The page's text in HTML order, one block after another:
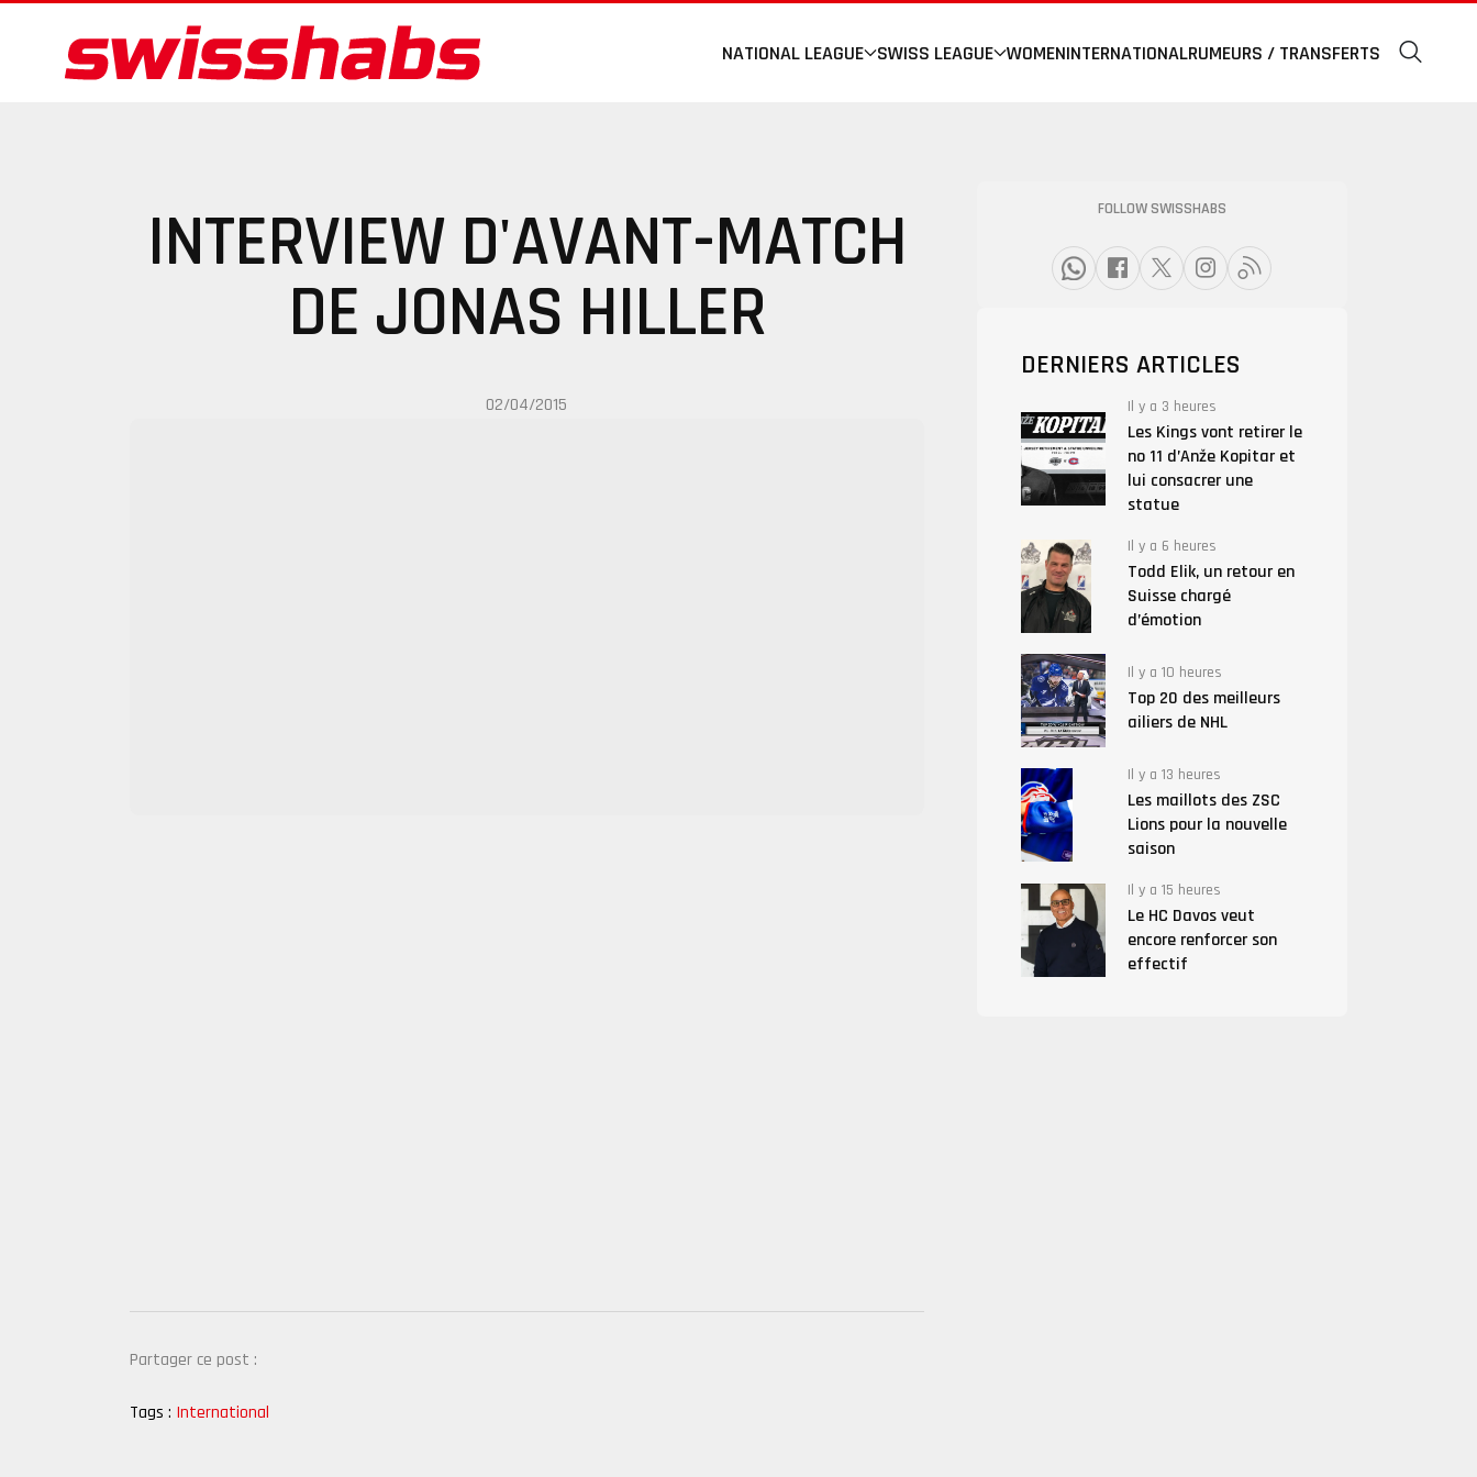
NATIONAL LEAGUE SWISS LEAGUE WOMENINTERNATIONALRUMEURS / TRANSFERTS
INTERVIEW D'AVANT-MATCH
DE JONAS HILLER
02/04/2015
Partager ce post :
Tags : International
FOLLOW SWISSHABS
DERNIERS ARTICLES
Il y a 3 heures
Les Kings vont retirer le
no 11 d’Anže Kopitar et
lui consacrer une
statue
Il y a 6 heures
Todd Elik, un retour en
Suisse chargé
d’émotion
Il y a 10 heures
Top 20 des meilleurs
ailiers de NHL
Il y a 13 heures
Les maillots des ZSC
Lions pour la nouvelle
saison
Il y a 15 heures
Le HC Davos veut
encore renforcer son
effectif